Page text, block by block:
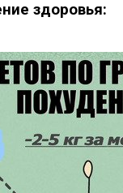
здоровья: